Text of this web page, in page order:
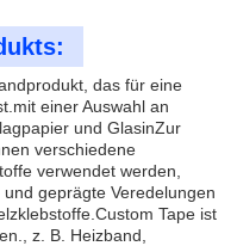
das für eine
einer Auswahl an
und GlasinZur
verschiedene
verwendet werden,
geprägte Veredelungen
Tape ist
z. B. Heizband,